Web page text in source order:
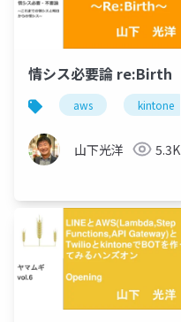
情シス必要論 re:Birth
aws kintone
山下光洋 5.3K